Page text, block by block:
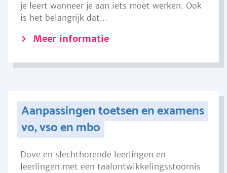
je leert wanneer je aan iets moet werken. Ook
is het belangrijk dat...
Meer informatie
Aanpassingen toetsen en examens
vo, vso en mbo
Dove en slechthorende leerlingen en
leerlingen met een taalontwikkelingsstoornis